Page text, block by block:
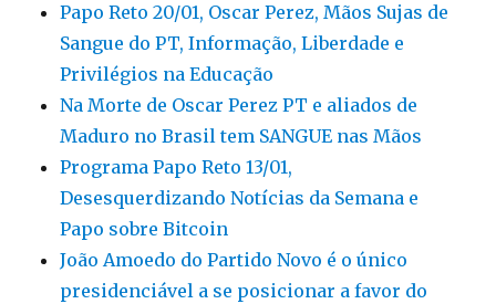
Papo Reto 20/01, Oscar Perez, Mãos Sujas de
Sangue do PT, Informação, Liberdade e
Privilégios na Educação
Na Morte de Oscar Perez PT e aliados de
Maduro no Brasil tem SANGUE nas Mãos
Programa Papo Reto 13/01,
Desesquerdizando Notícias da Semana e
Papo sobre Bitcoin
João Amoedo do Partido Novo é o único
presidenciável a se posicionar a favor do